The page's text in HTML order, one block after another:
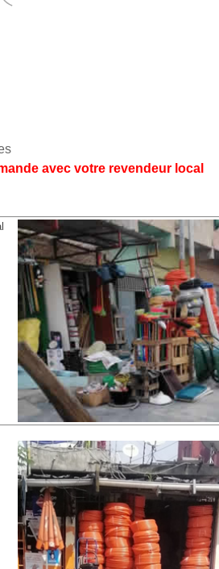
avec votre revendeur local